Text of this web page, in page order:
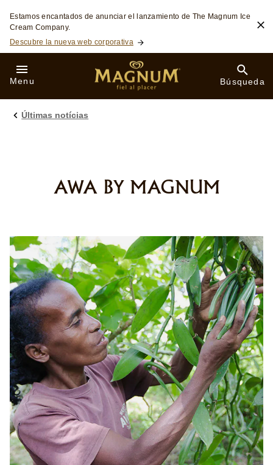
Skip to:
Estamos encantados de anunciar el lanzamiento de The Magnum Ice
Cream Company.
Descubre la nueva web corporativa
Menu Búsqueda
Últimas notícias
AWA BY MAGNUM